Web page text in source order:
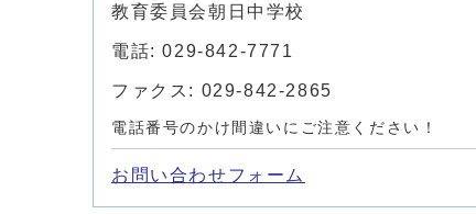
教育委員会朝日中学校
電話: 029-842-7771
ファクス: 029-842-2865
電話番号のかけ間違いにご注意ください！
お問い合わせフォーム